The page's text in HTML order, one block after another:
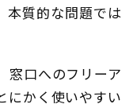
本質的な問題では
窓口へのフリーア
にかく使いやすい